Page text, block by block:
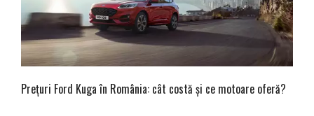
Prețuri Ford Kuga în România: cât costă și ce motoare oferă?